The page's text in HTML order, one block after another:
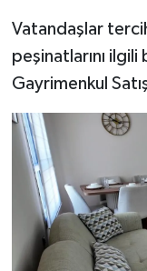
Vatandaşlar
peşinatlarını
Gayrimenkul